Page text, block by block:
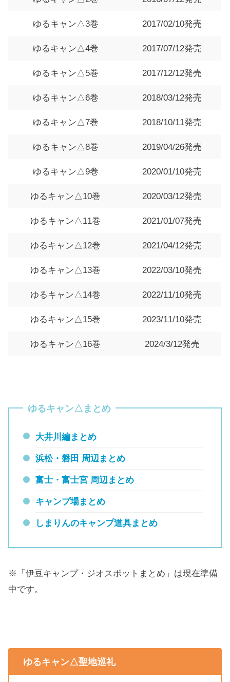
ゆるキャン△3巻 2017/02/10発売
ゆるキャン△4巻 2017/07/12発売
ゆるキャン△5巻 2017/12/12発売
ゆるキャン△6巻 2018/03/12発売
ゆるキャン△7巻 2018/10/11発売
ゆるキャン△8巻 2019/04/26発売
ゆるキャン△9巻 2020/01/10発売
ゆるキャン△10巻 2020/03/12発売
ゆるキャン△11巻 2021/01/07発売
ゆるキャン△12巻 2021/04/12発売
ゆるキャン△13巻 2022/03/10発売
ゆるキャン△14巻 2022/11/10発売
ゆるキャン△15巻 2023/11/10発売
ゆるキャン△16巻 2024/3/12発売
ゆるキャン△まとめ
大井川編まとめ
浜松・磐田 周辺まとめ
富士・富士宮 周辺まとめ
キャンプ場まとめ
しまりんのキャンプ道具まとめ
※「伊豆キャンプ・ジオスポットまとめ」は現在準備
中です。
ゆるキャン△聖地巡礼